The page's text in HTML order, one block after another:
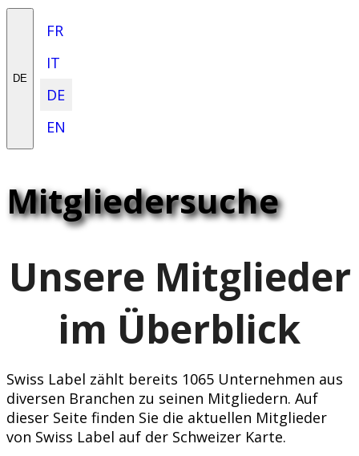
DE
FR
IT
DE
EN
Mitgliedersuche
Unsere Mitglieder
im Überblick
Swiss Label zählt bereits 1065 Unternehmen aus
diversen Branchen zu seinen Mitgliedern. Auf
dieser Seite finden Sie die aktuellen Mitglieder
von Swiss Label auf der Schweizer Karte.